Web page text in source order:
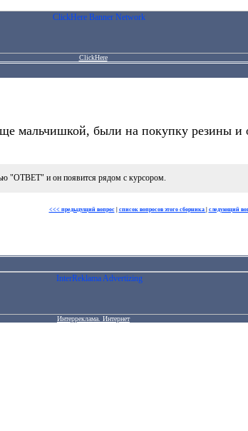
ClickHere
мальчишкой, были на покупку резины и
"ОТВЕТ" и он появится рядом с курсором.
<<< предыдущий вопрос| список вопросов этого сборника следующий
Интерреклама. Интернет